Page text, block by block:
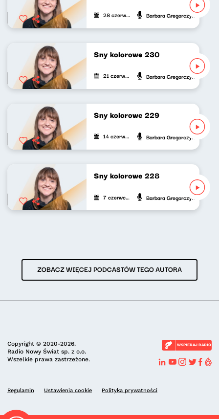
28 czerwca 2025 Barbara Gregorczyk
Sny kolorowe 230
21 czerwca 2025 Barbara Gregorczyk
Sny kolorowe 229
14 czerwca 2025 Barbara Gregorczyk
Sny kolorowe 228
7 czerwca 2025 Barbara Gregorczyk
ZOBACZ WIĘCEJ PODCASTÓW TEGO AUTORA
Copyright © 2020-2026.
Radio Nowy Świat sp. z o.o.
Wszelkie prawa zastrzeżone.
WSPIERAJ RADIO
Regulamin Ustawienia cookie Polityka prywatności